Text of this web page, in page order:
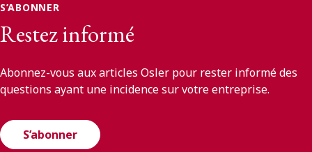
S’ABONNER
Restez informé
Abonnez-vous aux articles Osler pour rester informé des
questions ayant une incidence sur votre entreprise.
S’abonner